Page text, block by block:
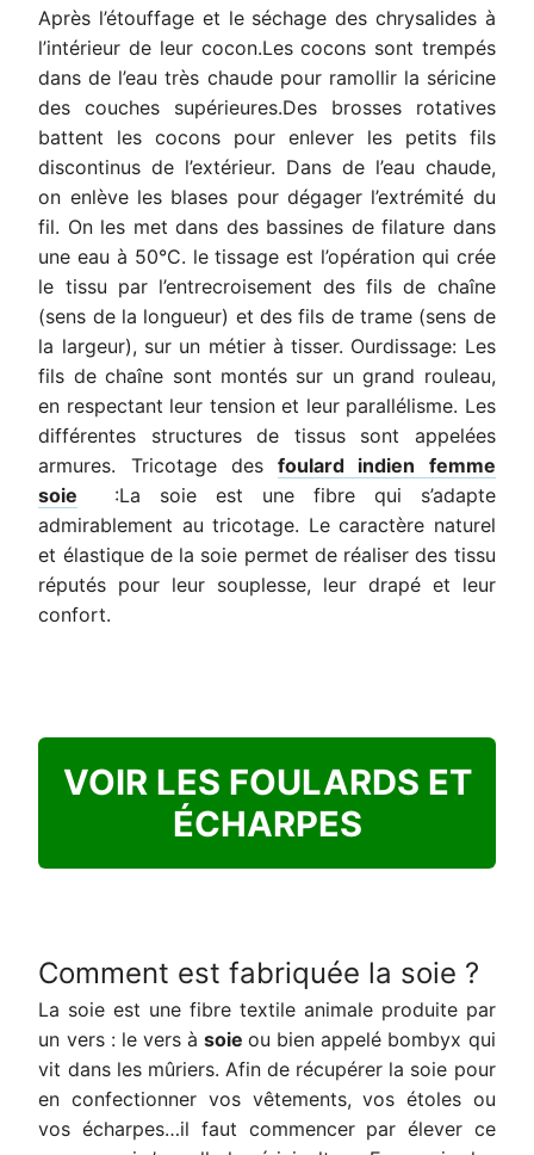
Après l’étouffage et le séchage des chrysalides à
l’intérieur de leur cocon.Les cocons sont trempés
dans de l’eau très chaude pour ramollir la séricine
des couches supérieures.Des brosses rotatives
battent les cocons pour enlever les petits fils
discontinus de l’extérieur. Dans de l’eau chaude,
on enlève les blases pour dégager l’extrémité du
fil. On les met dans des bassines de filature dans
une eau à 50°C. le tissage est l’opération qui crée
le tissu par l’entrecroisement des fils de chaîne
(sens de la longueur) et des fils de trame (sens de
la largeur), sur un métier à tisser. Ourdissage: Les
fils de chaîne sont montés sur un grand rouleau,
en respectant leur tension et leur parallélisme. Les
différentes structures de tissus sont appelées
armures. Tricotage desfoulard indien femme
soie
:La soie est une fibre qui s’adapte
admirablement au tricotage. Le caractère naturel
et élastique de la soie permet de réaliser des tissu
réputés pour leur souplesse, leur drapé et leur
confort.
VOIR LES FOULARDS ET
ÉCHARPES
Comment est fabriquée la soie ?
La soie est une fibre textile animale produite par
un vers : le vers àsoieou bien appelé bombyx qui
vit dans les mûriers. Afin de récupérer la soie pour
en confectionner vos vêtements, vos étoles ou
vos écharpes…il faut commencer par élever ce